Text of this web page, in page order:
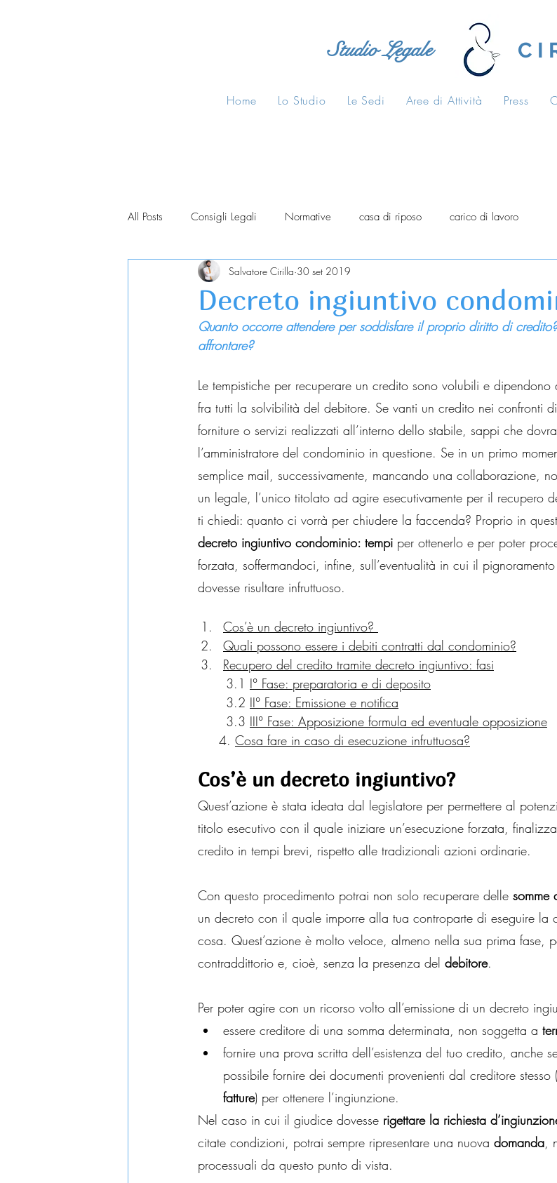
Studio Legale C I
Home Lo Studio Le Sedi Aree di Attività Press
All Posts Consigli Legali Normative casa di riposo carico di lavoro
Decreto ingiuntivo
Salvatore Cirilla 30 set 2019
Quanto occorre attendere per soddisfare il proprio diritto di
affrontare?
Le tempistiche per recuperare un credito sono volubili e
fra tutti la solvibilità del debitore. Se vanti un credito nei confronti
forniture o servizi realizzati all’interno dello stabile, sappi che
l’amministratore del condominio in questione. Se in un primo
semplice mail, successivamente, mancando una collaborazione,
un legale, l’unico titolato ad agire esecutivamente per il recupero
ti chiedi: quanto ci vorrà per chiudere la faccenda? Proprio in
decreto ingiuntivo condominio: tempi per ottenerlo e per poter
forzata, soffermandoci, infine, sull’eventualità in cui il
dovesse risultare infruttuoso.
Cos’è un decreto ingiuntivo?
Quali possono essere i debiti contratti dal condominio?
Recupero del credito tramite decreto ingiuntivo: fasi
	3.1
I° Fase: preparatoria e di deposito
	3.2
II° Fase: Emissione e notifica
	3.3
III° Fase: Apposizione formula ed eventuale opposizione
     4.
Cosa fare in caso di esecuzione infruttuosa?
Cos’è un decreto ingiuntivo?
Quest’azione è stata ideata dal legislatore per permettere al
titolo esecutivo con il quale iniziare un’esecuzione forzata,
credito in tempi brevi, rispetto alle tradizionali azioni ordinarie.
Con questo procedimento potrai non solo recuperare delle somme
un decreto con il quale imporre alla tua controparte di eseguire la
cosa. Quest’azione è molto veloce, almeno nella sua prima fase,
contraddittorio e, cioè, senza la presenza del debitore.
Per poter agire con un ricorso volto all’emissione di un decreto
essere creditore di una somma determinata, non soggetta a
fornire una prova scritta dell’esistenza del tuo credito, anche
possibile fornire dei documenti provenienti dal creditore
fatture) per ottenere l’ingiunzione.
Nel caso in cui il giudice dovesse rigettare la richiesta
citate condizioni, potrai sempre ripresentare una nuova domanda,
processuali da questo punto di vista.